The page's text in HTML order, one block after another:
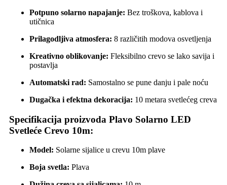
Potpuno solarno napajanje: Bez troškova, kablova i
utičnica
Prilagodljiva atmosfera: 8 različitih modova osvetljenja
Kreativno oblikovanje: Fleksibilno crevo se lako savija i
postavlja
Automatski rad: Samostalno se pune danju i pale noću
Dugačka i efektna dekoracija: 10 metara svetlećeg creva
Specifikacija proizvoda Plavo Solarno LED
Svetleće Crevo 10m:
Model: Solarne sijalice u crevu 10m plave
Boja svetla: Plava